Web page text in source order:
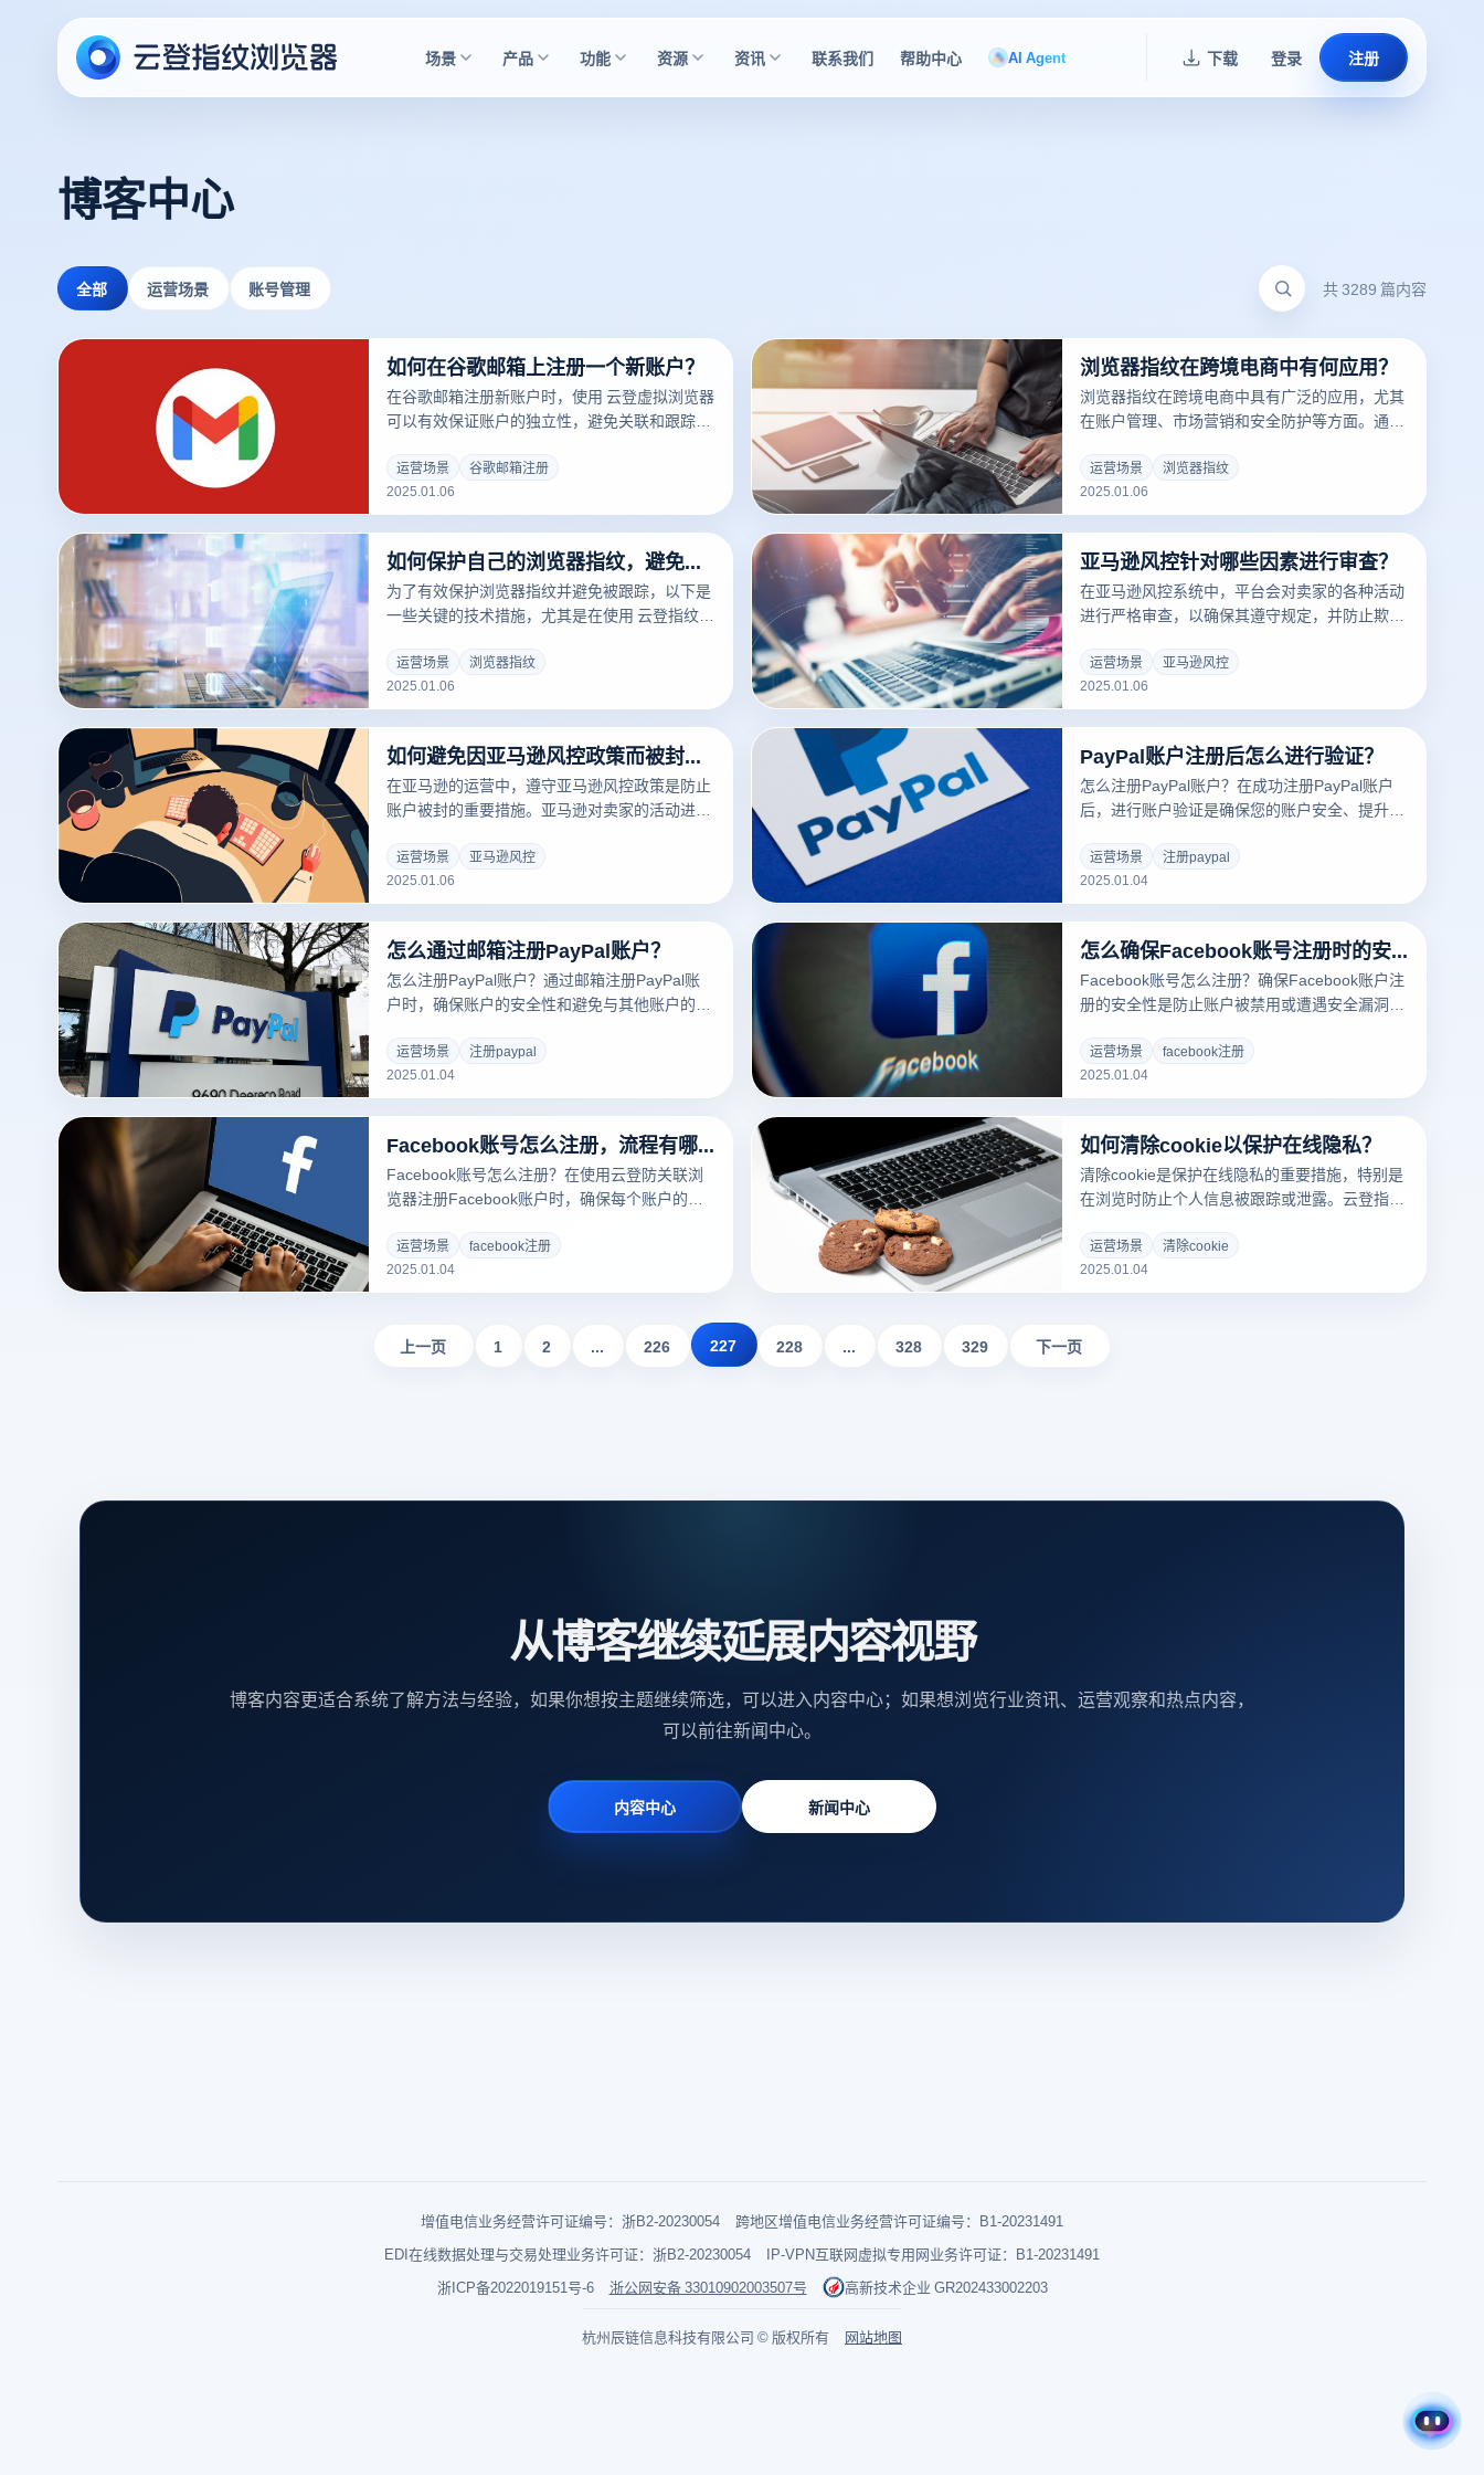
场景 产品 功能 资源 资讯 联系我们 帮助中心 AI Agent 下载 登录 注册
博客中心
全部 运营场景 账号管理 共 3289 篇内容
如何在谷歌邮箱上注册一个新账户？
在谷歌邮箱注册新账户时，使用 云登虚拟浏览器
可以有效保证账户的独立性，避免关联和跟踪风
户的详细步骤：
运营场景
谷歌邮箱注册
2025.01.06
浏览器指纹在跨境电商中有何应用？
浏览器指纹在跨境电商中具有广泛的应用，尤其
在账户管理、市场营销和安全防护等方面。通过
管理浏览器指纹，有效应对跨境电商运营中可能
遇到的各种挑战。以下是浏览器指纹在跨境电商
中的关键应用：
运营场景
浏览器指纹
2025.01.06
如何保护自己的浏览器指纹，避免被追踪？
为了有效保护浏览器指纹并避免被跟踪，以下是
一些关键的技术措施，尤其是在使用 云登指纹浏
运营场景
浏览器指纹
2025.01.06
亚马逊风控针对哪些因素进行审查？
在亚马逊风控系统中，平台会对卖家的各种活动
进行严格审查，以确保其遵守规定，并防止欺诈
素，卖家应特别注意：
运营场景
亚马逊风控
2025.01.06
如何避免因亚马逊风控政策而被封店？
在亚马逊的运营中，遵守亚马逊风控政策是防止
账户被封的重要措施。亚马逊对卖家的活动进行
面。为了确保账户安全并避免因违反平台政策而
被封店，跨境电商卖家必须采取一系列有效的措
施。云登指纹浏览器通过其强大的防关联技术、
些风险。以下是一些关键的步骤：
运营场景
亚马逊风控
2025.01.06
PayPal账户注册后怎么进行验证？
怎么注册PayPal账户？在成功注册PayPal账户
后，进行账户验证是确保您的账户安全、提升交
不仅可以帮助确认您的身份，还能确保您的支付
方式（如银行卡或信用卡）有效，以便顺利进行
支付和收款操作。为了保证账户的安全性和正常
作，包括电子邮件验证、身份认证、银行卡绑定
以及启用双因素认证等。接下来，我们将详细介
绍这些验证步骤及其操作流程。
运营场景
注册paypal
2025.01.04
怎么通过邮箱注册PayPal账户？
怎么注册PayPal账户？通过邮箱注册PayPal账
户时，确保账户的安全性和避免与其他账户的关
器时。以下是通过云登防关联浏览器注册PayPal
账户的详细步骤，确保您可以在不泄露隐私的情
况下顺利完成注册：
运营场景
注册paypal
2025.01.04
怎么确保Facebook账号注册时的安全性？
Facebook账号怎么注册？确保Facebook账户注
册的安全性是防止账户被禁用或遭遇安全漏洞的
能和防关联技术，您可以有效保障在注册
Facebook账户时的安全。以下是一些具体步
骤，帮助您确保注册过程的安全：
运营场景
facebook注册
2025.01.04
Facebook账号怎么注册，流程有哪些？
Facebook账号怎么注册？在使用云登防关联浏
览器注册Facebook账户时，确保每个账户的独
功能能够有效避免多个账户被平台识别为同一用
户，从而降低账户被封禁或关联的风险。以下是
通过云登防关联浏览器注册Facebook账户的详
运营场景
facebook注册
2025.01.04
如何清除cookie以保护在线隐私？
清除cookie是保护在线隐私的重要措施，特别是
在浏览时防止个人信息被跟踪或泄露。云登指纹
cookie，尤其是在需要管理多个账户或进行敏感
操作时。以下是使用云登指纹浏览器清除cookie
运营场景
清除cookie
2025.01.04
上一页 1 2 ... 226 227 228 ... 328 329 下一页
从博客继续延展内容视野
博客内容更适合系统了解方法与经验，如果你想按主题继续筛选，可以进入内容中心；如果想浏览行业资讯、运营观察和热点内容，
可以前往新闻中心。
内容中心 新闻中心
增值电信业务经营许可证编号：浙B2-20230054
跨地区增值电信业务经营许可证编号：B1-20231491
EDI在线数据处理与交易处理业务许可证：浙B2-20230054
IP-VPN互联网虚拟专用网业务许可证：B1-20231491
浙ICP备2022019151号-6
浙公网安备 33010902003507号 高新技术企业 GR202433002203
杭州辰链信息科技有限公司 © 版权所有 网站地图